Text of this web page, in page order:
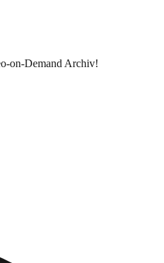
on-Demand Archiv!